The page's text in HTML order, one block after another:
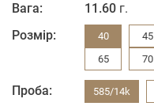
Вага:
11.60 г.
Розмір:
40 45
65
70
Проба: 585/14k